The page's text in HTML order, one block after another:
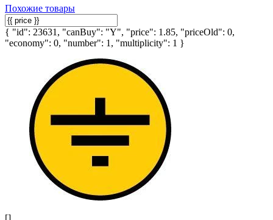
Похожие товары
{ "id": 23631, "canBuy": "Y", "price": 1.85, "priceOld": 0,
"economy": 0, "number": 1, "multiplicity": 1 }
[]